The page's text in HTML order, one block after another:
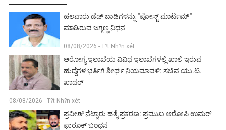
ಹಲವಾರು ಡೆಡ್ ಬಾಡಿಗಳನ್ನು "ಪೋಸ್ಟ್ ಮಾರ್ಟಮ್"
ಮಾಡಿರುವ ಜಗ್ಗಣ್ಣ ನಿಧನ
08/08/2026 - T?t Nh?n xét
ಆರೋಗ್ಯ ಇಲಾಖೆಯ ವಿವಿಧ ಇಲಾಖೆಗಳಲ್ಲಿ ಖಾಲಿ ಇರುವ
ಹುದ್ದೆಗಳ ಭರ್ತಿಗೆ ಶೀರ್ಘ ನಿಯಮಾವಳಿ: ಸಚಿವ ಯು.ಟಿ.
ಖಾದರ್
08/08/2026 - T?t Nh?n xét
ಪ್ರವೀಣ್ ನೆಟ್ಟಾರು ಹತ್ಯೆ ಪ್ರಕರಣ: ಪ್ರಮುಖ ಆರೋಪಿ ಉಮರ್
ಫಾರೂಕ್ ಬಂಧನ